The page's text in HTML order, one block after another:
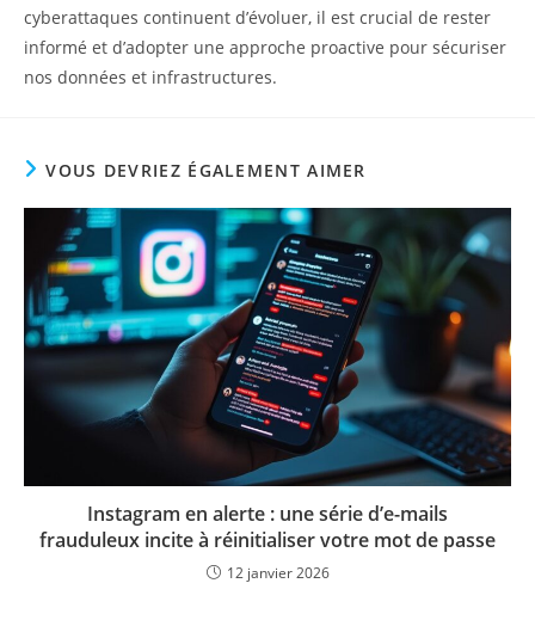
cyberattaques continuent d’évoluer, il est crucial de rester
informé et d’adopter une approche proactive pour sécuriser
nos données et infrastructures.
VOUS DEVRIEZ ÉGALEMENT AIMER
Instagram en alerte : une série d’e-mails
frauduleux incite à réinitialiser votre mot de passe
12 janvier 2026